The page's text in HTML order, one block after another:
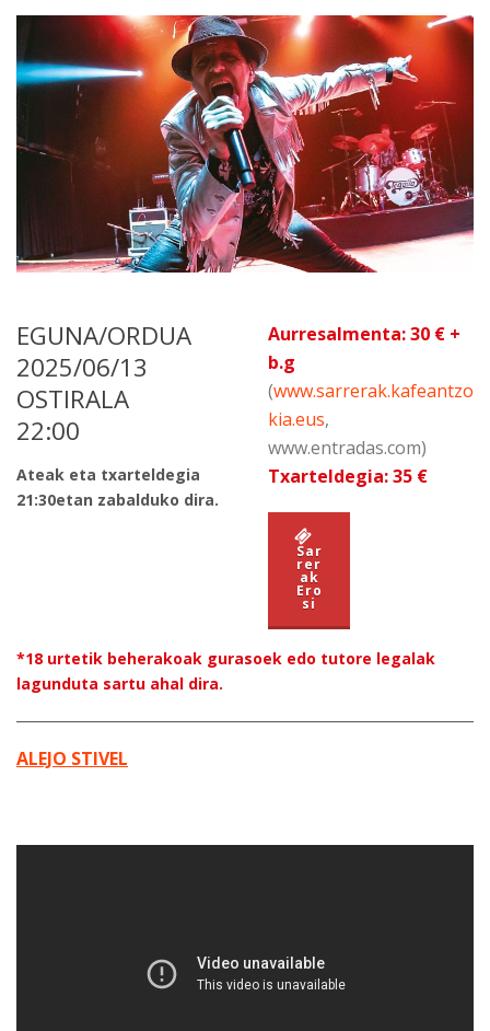
EGUNA/ORDUA
2025/06/13
OSTIRALA
22:00
Ateak eta txarteldegia
21:30etan zabalduko dira.
Aurresalmenta: 30 € +
b.g
(www.sarrerak.kafeantzo
kia.eus,
www.entradas.com)
Txarteldegia: 35 €
Sar
rer
ak
Ero
si
*18 urtetik beherakoak gurasoek edo tutore legalak
lagunduta sartu ahal dira.
ALEJO STIVEL